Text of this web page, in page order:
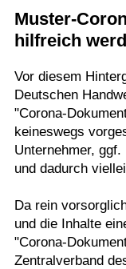
Muster-
hilfreich
Vor diesem
Deutschen
"Corona-
keineswegs
Unternehmer,
und dadurch
Da rein
und die Inhalte
"Corona-
Zentralverband